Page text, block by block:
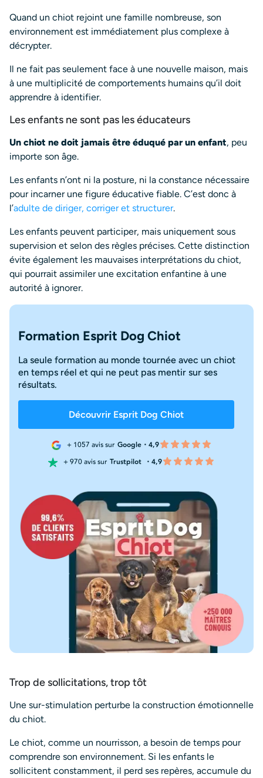
Quand un chiot rejoint une famille nombreuse, son
environnement est immédiatement plus complexe à
décrypter.
Il ne fait pas seulement face à une nouvelle maison, mais
à une multiplicité de comportements humains qu’il doit
apprendre à identifier.
Les enfants ne sont pas les éducateurs
Un chiot ne doit jamais être éduqué par un enfant, peu
importe son âge.
Les enfants n’ont ni la posture, ni la constance nécessaire
pour incarner une figure éducative fiable. C’est donc à
l’adulte de diriger, corriger et structurer.
Les enfants peuvent participer, mais uniquement sous
supervision et selon des règles précises. Cette distinction
évite également les mauvaises interprétations du chiot,
qui pourrait assimiler une excitation enfantine à une
autorité à ignorer.
Formation Esprit Dog Chiot
La seule formation au monde tournée avec un chiot
en temps réel et qui ne peut pas mentir sur ses
résultats.
Découvrir Esprit Dog Chiot
+ 1057 avis sur Google・4,9
+ 970 avis sur Trustpilot ・4,9
Trop de sollicitations, trop tôt
Une sur-stimulation perturbe la construction émotionnelle
du chiot.
Le chiot, comme un nourrisson, a besoin de temps pour
comprendre son environnement. Si les enfants le
sollicitent constamment, il perd ses repères, accumule du